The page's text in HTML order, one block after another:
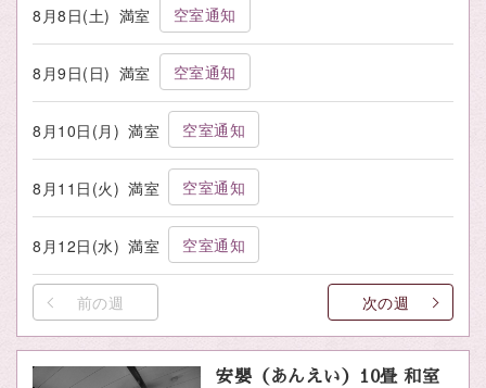
8月8日(土) 満室 空室通知
8月9日(日) 満室 空室通知
8月10日(月) 満室 空室通知
8月11日(火) 満室 空室通知
8月12日(水) 満室 空室通知
前の週 次の週
安嬰（あんえい）10畳 和室